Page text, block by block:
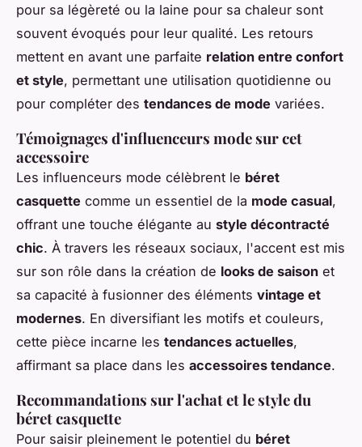
pour sa légèreté ou la laine pour sa chaleur sont
souvent évoqués pour leur qualité. Les retours
mettent en avant une parfaite relation entre confort
et style, permettant une utilisation quotidienne ou
pour compléter des tendances de mode variées.
Témoignages d'influenceurs mode sur cet
accessoire
Les influenceurs mode célèbrent le béret
casquette comme un essentiel de la mode casual,
offrant une touche élégante au style décontracté
chic. À travers les réseaux sociaux, l'accent est mis
sur son rôle dans la création de looks de saison et
sa capacité à fusionner des éléments vintage et
modernes. En diversifiant les motifs et couleurs,
cette pièce incarne les tendances actuelles,
affirmant sa place dans les accessoires tendance.
Recommandations sur l'achat et le style du
béret casquette
Pour saisir pleinement le potentiel du béret